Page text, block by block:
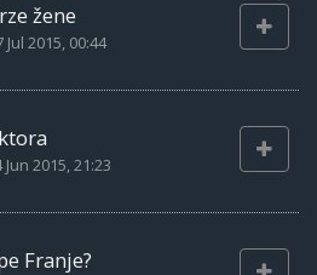
žene
Jul 2015, 00:44
Jun 2015, 21:23
Franje?